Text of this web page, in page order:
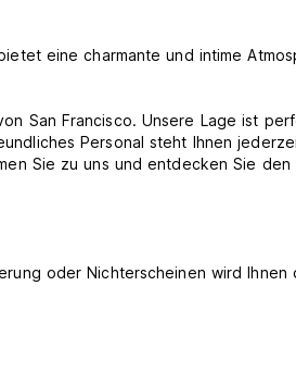
eine charmante und intime
San Francisco. Unsere Lage ist
Personal steht Ihnen
Sie zu uns und entdecken Sie den
oder Nichterscheinen wird Ihnen